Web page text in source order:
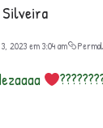
2023 em 3:04 am